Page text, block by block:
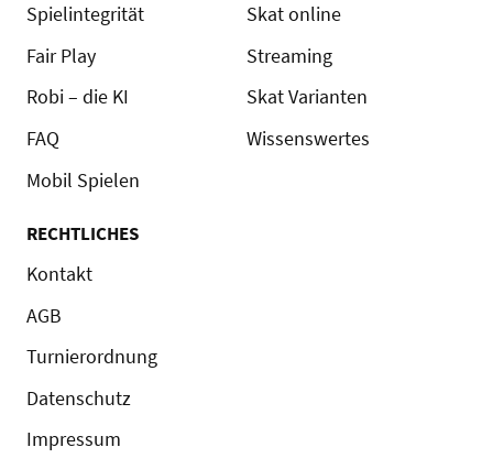
Spielintegrität
Fair Play
Robi – die KI
FAQ
Mobil Spielen
Skat online
Streaming
Skat Varianten
Wissenswertes
RECHTLICHES
Kontakt
AGB
Turnierordnung
Datenschutz
Impressum